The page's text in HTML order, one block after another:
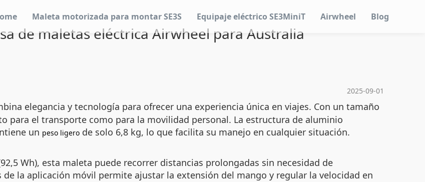
Maleta motorizada para montar SE3S Equipaje eléctrico SE3MiniT Airwheel Blog
de maletas eléctrica Airwheel para Australia
2025-09-01
elegancia y tecnología para ofrecer una experiencia única en viajes. Con un tamaño
para el transporte como para la movilidad personal. La estructura de aluminio
un peso ligero de solo 6,8 kg, lo que facilita su manejo en cualquier situación.
Wh), esta maleta puede recorrer distancias prolongadas sin necesidad de
la aplicación móvil permite ajustar la extensión del mango y regular la velocidad en